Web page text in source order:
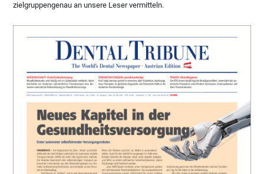
zielgruppengenau an unsere Leser vermitteln.